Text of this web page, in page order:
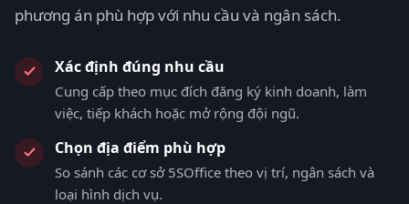
phương án phù hợp với nhu cầu và ngân sách.
Xác định đúng nhu cầu
Cung cấp theo mục đích đăng ký kinh doanh, làm
việc, tiếp khách hoặc mở rộng đội ngũ.
Chọn địa điểm phù hợp
So sánh các cơ sở 5SOffice theo vị trí, ngân sách và
loại hình dịch vụ.